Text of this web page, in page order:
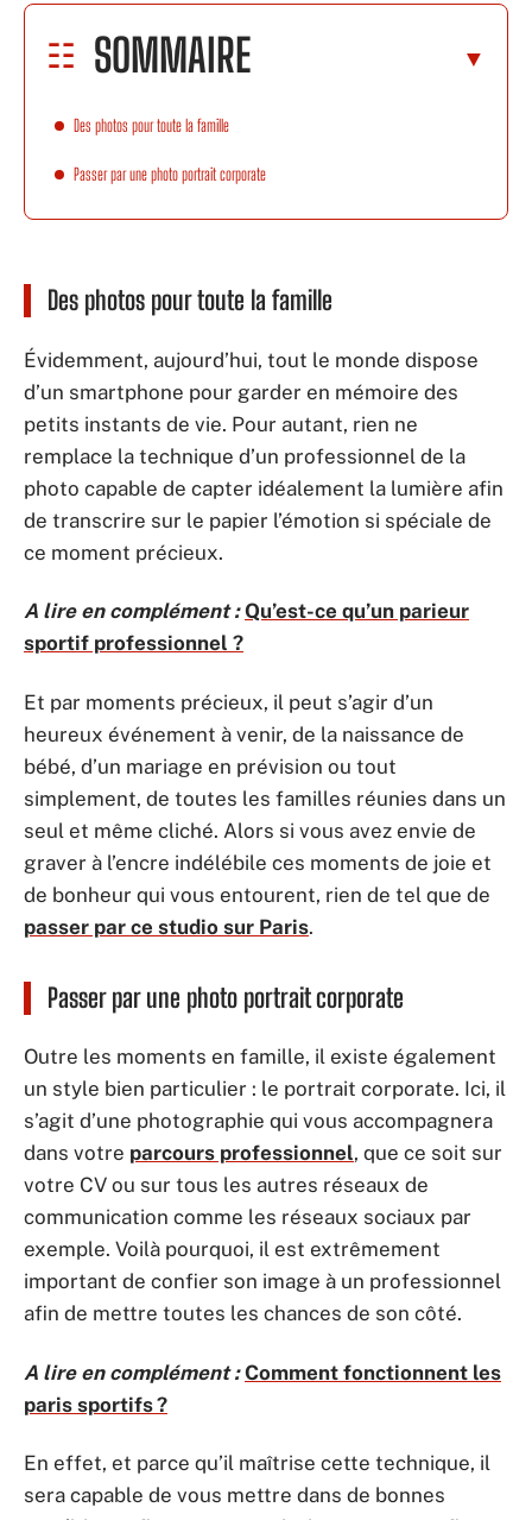
SOMMAIRE
Des photos pour toute la famille
Passer par une photo portrait corporate
Des photos pour toute la famille
Évidemment, aujourd’hui, tout le monde dispose
d’un smartphone pour garder en mémoire des
petits instants de vie. Pour autant, rien ne
remplace la technique d’un professionnel de la
photo capable de capter idéalement la lumière afin
de transcrire sur le papier l’émotion si spéciale de
ce moment précieux.
A lire en complément : Qu’est-ce qu’un parieur
sportif professionnel ?
Et par moments précieux, il peut s’agir d’un
heureux événement à venir, de la naissance de
bébé, d’un mariage en prévision ou tout
simplement, de toutes les familles réunies dans un
seul et même cliché. Alors si vous avez envie de
graver à l’encre indélébile ces moments de joie et
de bonheur qui vous entourent, rien de tel que de
passer par ce studio sur Paris.
Passer par une photo portrait corporate
Outre les moments en famille, il existe également
un style bien particulier : le portrait corporate. Ici, il
s’agit d’une photographie qui vous accompagnera
dans votre parcours professionnel, que ce soit sur
votre CV ou sur tous les autres réseaux de
communication comme les réseaux sociaux par
exemple. Voilà pourquoi, il est extrêmement
important de confier son image à un professionnel
afin de mettre toutes les chances de son côté.
A lire en complément : Comment fonctionnent les
paris sportifs ?
En effet, et parce qu’il maîtrise cette technique, il
sera capable de vous mettre dans de bonnes